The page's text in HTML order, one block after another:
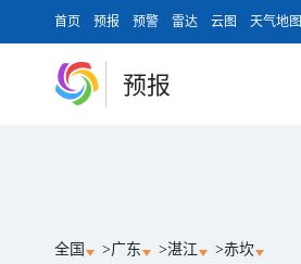
首页 预报 预警 雷达 云图 天气地图
预报
全国 >广东 >湛江 >赤坎